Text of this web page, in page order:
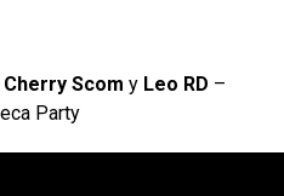
Cherry Scom y Leo RD –
Party